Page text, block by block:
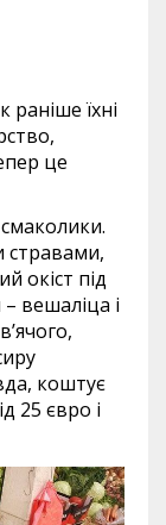
раніше їхні
це
стравами,
окіст під
вешаліца і
коштує
25 євро і